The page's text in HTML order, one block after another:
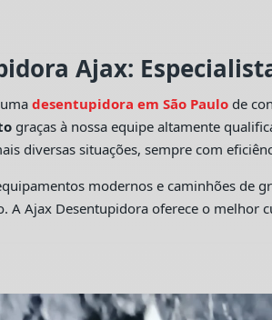
Ajax:
desentupidora em São Paulo de
graças à nossa equipe altamente
diversas situações, sempre com
modernos e caminhões de
A Ajax Desentupidora oferece o melhor